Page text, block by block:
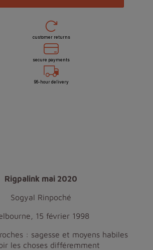
customer returns
secure payments
96-hour delivery
Rigpalink mai 2020
Sogyal Rinpoché
15 février 1998
: sagesse et moyens habiles
les choses différemment